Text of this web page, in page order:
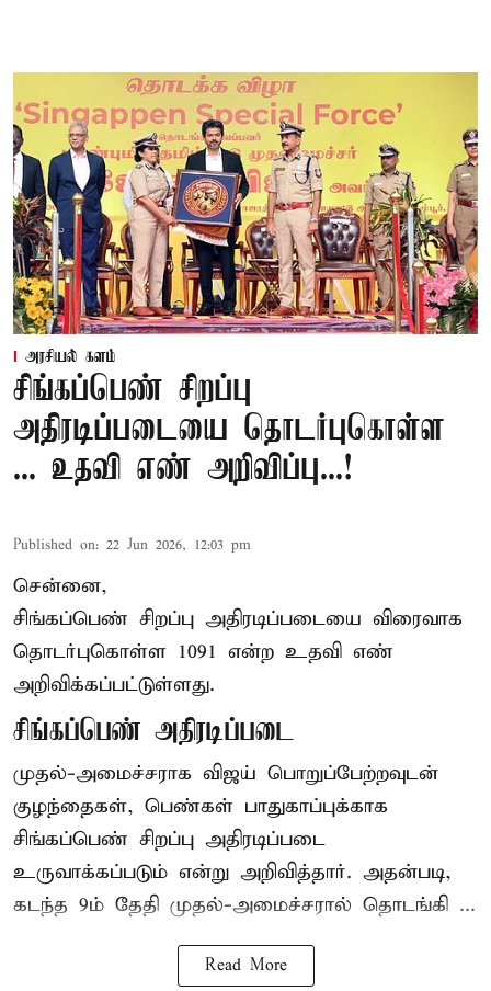
அரசியல் களம்
சிங்கப்பெண் சிறப்பு
அதிரடிப்படையை தொடர்புகொள்ள
... உதவி எண் அறிவிப்பு...!
Published on: 22 Jun 2026, 12:03 pm
சென்னை,
சிங்கப்பெண் சிறப்பு அதிரடிப்படையை விரைவாக
தொடர்புகொள்ள 1091 என்ற உதவி எண்
அறிவிக்கப்பட்டுள்ளது.
சிங்கப்பெண் அதிரடிப்படை
முதல்-அமைச்சராக விஜய் பொறுப்பேற்றவுடன்
குழந்தைகள், பெண்கள் பாதுகாப்புக்காக
சிங்கப்பெண் சிறப்பு அதிரடிப்படை
உருவாக்கப்படும் என்று அறிவித்தார். அதன்படி,
கடந்த 9ம் தேதி முதல்-அமைச்சரால் தொடங்கி ...
Read More